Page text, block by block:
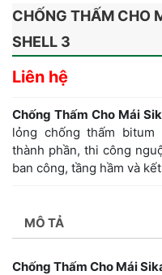
CHỐNG THẤM CHO
SHELL 3
Liên hệ
Chống Thấm Cho Mái
lỏng chống thấm
thành phần, thi công
ban công, tầng hầm và
MÔ TẢ
Chống Thấm Cho Mái